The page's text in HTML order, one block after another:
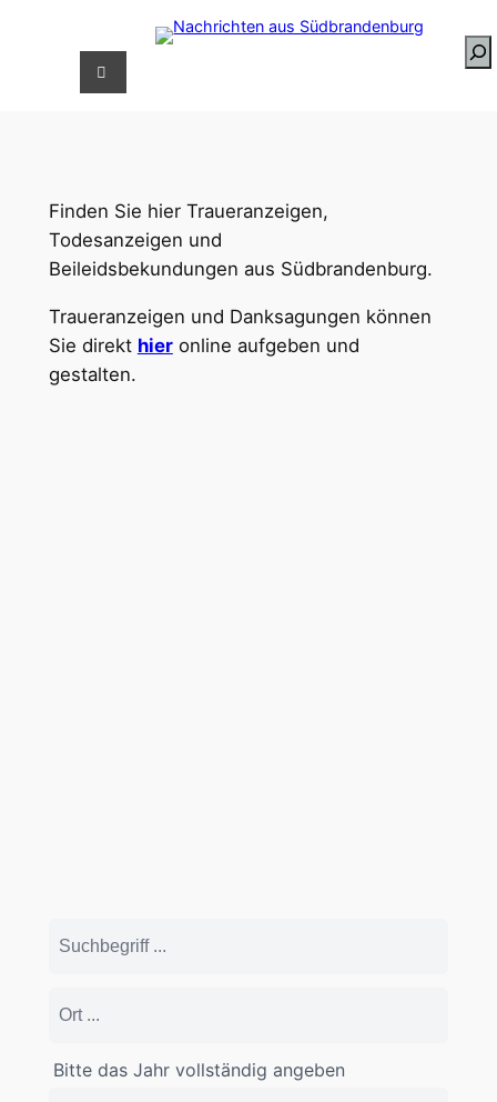
S
u
Finden Sie hier Traueranzeigen,
Todesanzeigen und
Beileidsbekundungen aus Südbrandenburg.
Traueranzeigen und Danksagungen können
Sie direkt hieronline aufgeben und
gestalten.
Bitte das Jahr vollständig angeben